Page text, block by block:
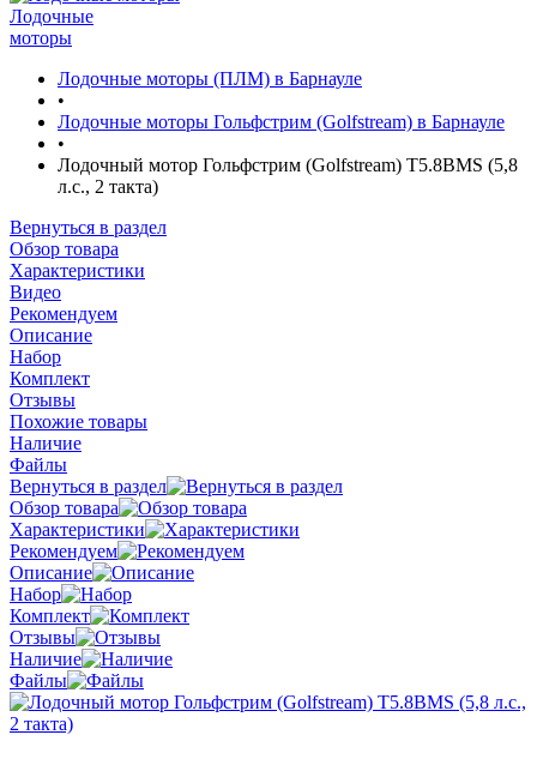
Лодочные
моторы
Лодочные моторы (ПЛМ) в Барнауле
•
Лодочные моторы Гольфстрим (Golfstream) в Барнауле
•
Лодочный мотор Гольфстрим (Golfstream) Т5.8ВМS (5,8
л.с., 2 такта)
Вернуться в раздел
Обзор товара
Характеристики
Видео
Рекомендуем
Описание
Набор
Комплект
Отзывы
Похожие товары
Наличие
Файлы
Вернуться в раздел
Обзор товара
Характеристики
Рекомендуем
Описание
Набор
Комплект
Отзывы
Наличие
Файлы